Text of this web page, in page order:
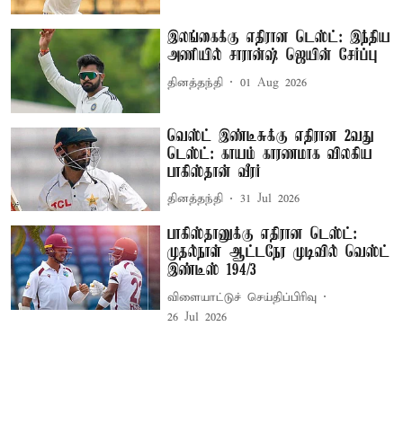
இலங்கைக்கு எதிரான டெஸ்ட்: இந்திய
அணியில் சாரான்ஷ் ஜெயின் சேர்ப்பு
தினத்தந்தி 01 Aug 2026
வெஸ்ட் இண்டீசுக்கு எதிரான 2வது
டெஸ்ட்: காயம் காரணமாக விலகிய
பாகிஸ்தான் வீரர்
தினத்தந்தி 31 Jul 2026
பாகிஸ்தானுக்கு எதிரான டெஸ்ட்:
முதல்நாள் ஆட்டநேர முடிவில் வெஸ்ட்
இண்டீஸ் 194/3
விளையாட்டுச் செய்திப்பிரிவு
26 Jul 2026